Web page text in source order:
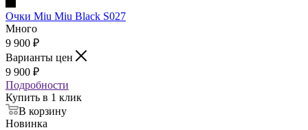
Очки Miu Miu Black S027
Много
9 900 ₽
Варианты цен
9 900 ₽
Подробности
Купить в 1 клик
В корзину
Новинка